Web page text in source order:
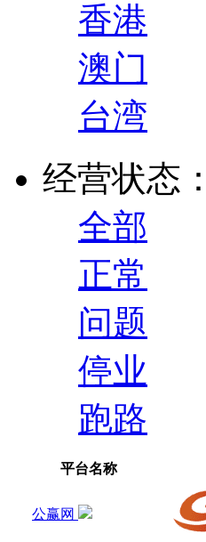
香港
澳门
台湾
经营状态：
全部
正常
问题
停业
跑路
平台名称
公赢网